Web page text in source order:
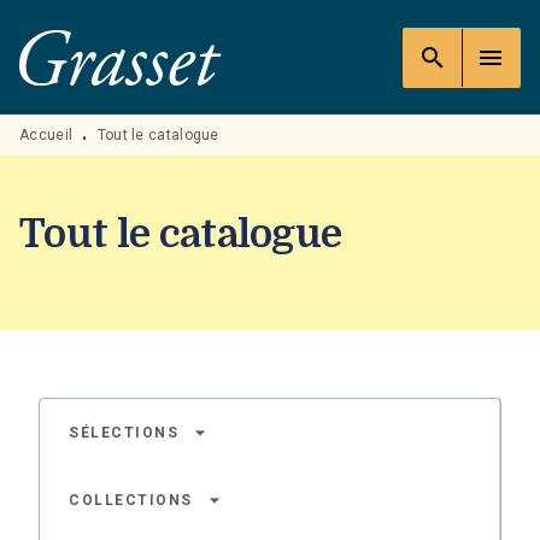
MENU RECHERCHE
PIED DE PAGE
search menu
Accueil • Tout le catalogue
Tout le catalogue
SÉLECTIONS arrow_drop_down
COLLECTIONS arrow_drop_down